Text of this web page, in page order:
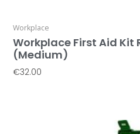
Workplace
Workplace First Aid Kit
(Medium)
€32.00